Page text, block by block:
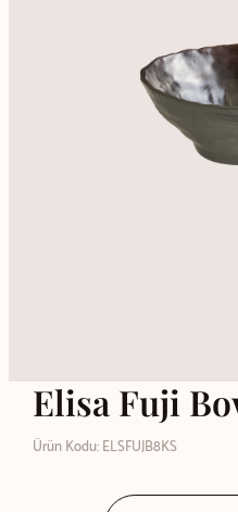
Elisa Fuji
Ürün Kodu: ELSFUJB8KS